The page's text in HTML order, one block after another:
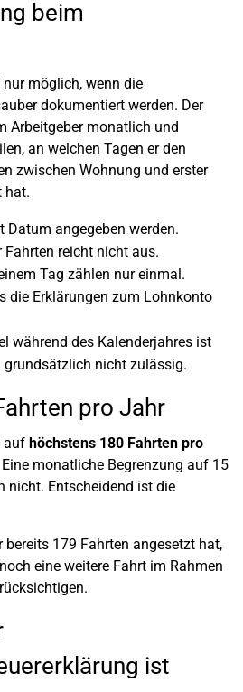
beim
möglich, wenn die
dokumentiert werden. Der
Arbeitgeber monatlich und
an welchen Tagen er den
zwischen Wohnung und erster
hat.
Datum angegeben werden.
Fahrten reicht nicht aus.
Tag zählen nur einmal.
die Erklärungen zum Lohnkonto
während des Kalenderjahres ist
grundsätzlich nicht zulässig.
pro Jahr
auf höchstens 180 Fahrten pro
monatliche Begrenzung auf 15
nicht. Entscheidend ist die
bereits 179 Fahrten angesetzt hat,
eine weitere Fahrt im Rahmen
ist